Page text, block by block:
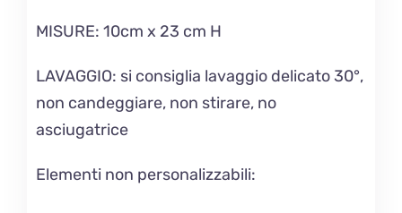
MISURE: 10cm x 23 cm H
LAVAGGIO: si consiglia lavaggio delicato 30°,
non candeggiare, non stirare, no
asciugatrice
Elementi non personalizzabili: